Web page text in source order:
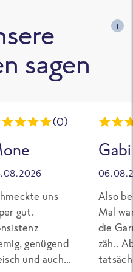
sagen
i
(0)
uns
gut.
genügend
und auch
Gabi
Also
Mal
die
zäh..